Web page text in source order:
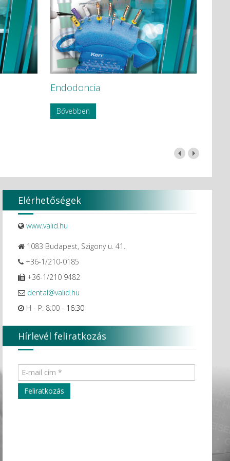
Endodoncia
Bővebben
Elérhetőségek
www.valid.hu
1083 Budapest, Szigony u. 41.
+36-1/210-0185
+36-1/210 9482
dental@valid.hu
H - P: 8:00 - 16:30
Hírlevél feliratkozás